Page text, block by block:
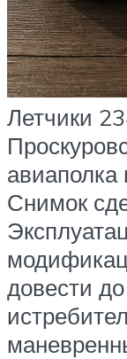
Летчики
Снимок
довести